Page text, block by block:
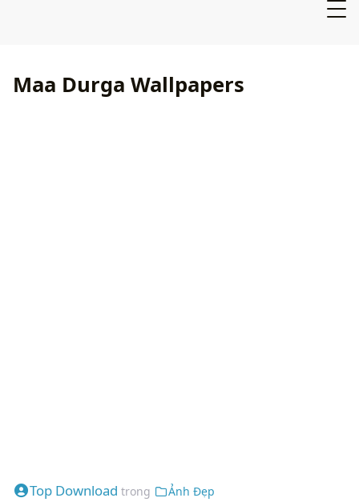
Maa Durga Wallpapers
Top Download trong
Ảnh Đẹp